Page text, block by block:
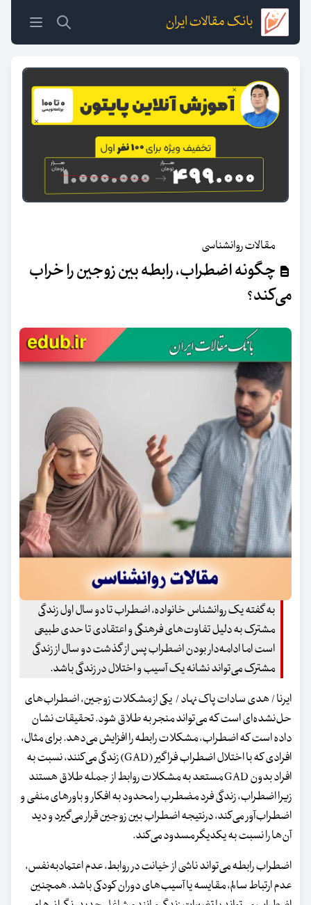
بانک مقالات ایران
مقالات روانشناسی
چگونه اضطراب، رابطه بین زوجین را خراب
می‌کند؟
به گفته یک روانشناس خانواده، اضطراب تا دو سال اول زندگی
مشترک به دلیل تفاوت‌های فرهنگی و اعتقادی تا حدی طبیعی
است اما ادامه‌دار بودن اضطراب پس از گذشت دو سال از زندگی
مشترک می‌تواند نشانه یک آسیب و اختلال در زندگی باشد.
ایرنا / هدی سادات پاک نهاد / یکی از مشکلات زوجین، اضطراب‌های
حل‌نشده‌ای است که می‌تواند منجر به طلاق شود. تحقیقات نشان
داده است که اضطراب، مشکلات رابطه را افزایش می‌دهد. برای مثال،
افرادی که با اختلال اضطراب فراگیر (GAD) زندگی می‌کنند، نسبت به
افراد بدون GAD مستعد به مشکلات روابط از جمله طلاق هستند
زیرا اضطراب، زندگی فرد مضطرب را محدود به افکار و باورهای منفی و
اضطراب‌آور می‌کند، درنتیجه اضطراب بین زوجین قرار می‌گیرد و دید
آن‌ها را نسبت به یکدیگر مسدود می‌کند.
اضطراب رابطه می‌تواند ناشی از خیانت در روابط، عدم اعتمادبه‌نفس،
عدم ارتباط سالم، مقایسه یا آسیب‌های دوران کودکی باشد. همچنین